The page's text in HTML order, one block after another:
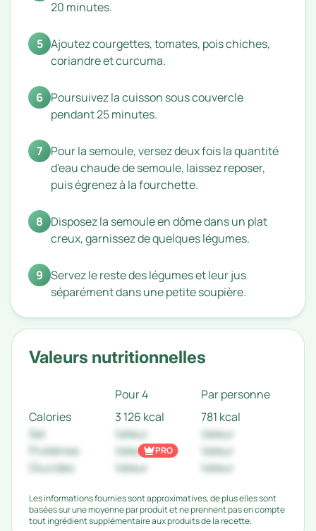
20 minutes.
5 Ajoutez courgettes, tomates, pois chiches,
coriandre et curcuma.
6 Poursuivez la cuisson sous couvercle
pendant 25 minutes.
7 Pour la semoule, versez deux fois la quantité
d'eau chaude de semoule, laissez reposer,
puis égrenez à la fourchette.
8 Disposez la semoule en dôme dans un plat
creux, garnissez de quelques légumes.
9 Servez le reste des légumes et leur jus
séparément dans une petite soupière.
Valeurs nutritionnelles
Pour 4
Par personne
Calories
3 126 kcal
781 kcal
Sel
Valeur
Valeur
Protéines
Valeur
Valeur
Glucides
Valeur Valeur
PRO
Les informations fournies sont approximatives, de plus elles sont
basées sur une moyenne par produit et ne prennent pas en compte
tout ingrédient supplémentaire aux produits de la recette.